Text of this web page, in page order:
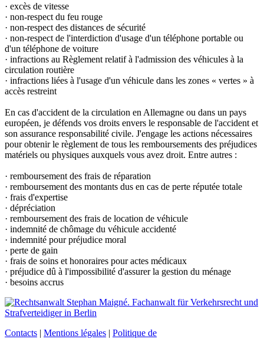
· excès de vitesse
· non-respect du feu rouge
· non-respect des distances de sécurité
· non-respect de l'interdiction d'usage d'un téléphone portable ou
d'un téléphone de voiture
· infractions au Règlement relatif à l'admission des véhicules à la
circulation routière
· infractions liées à l'usage d'un véhicule dans les zones « vertes » à
accès restreint
En cas d'accident de la circulation en Allemagne ou dans un pays
européen, je défends vos droits envers le responsable de l'accident et
son assurance responsabilité civile. J'engage les actions nécessaires
pour obtenir le règlement de tous les remboursements des préjudices
matériels ou physiques auxquels vous avez droit. Entre autres :
· remboursement des frais de réparation
· remboursement des montants dus en cas de perte réputée totale
· frais d'expertise
· dépréciation
· remboursement des frais de location de véhicule
· indemnité de chômage du véhicule accidenté
· indemnité pour préjudice moral
· perte de gain
· frais de soins et honoraires pour actes médicaux
· préjudice dû à l'impossibilité d'assurer la gestion du ménage
· besoins accrus
Contacts | Mentions légales | Politique de